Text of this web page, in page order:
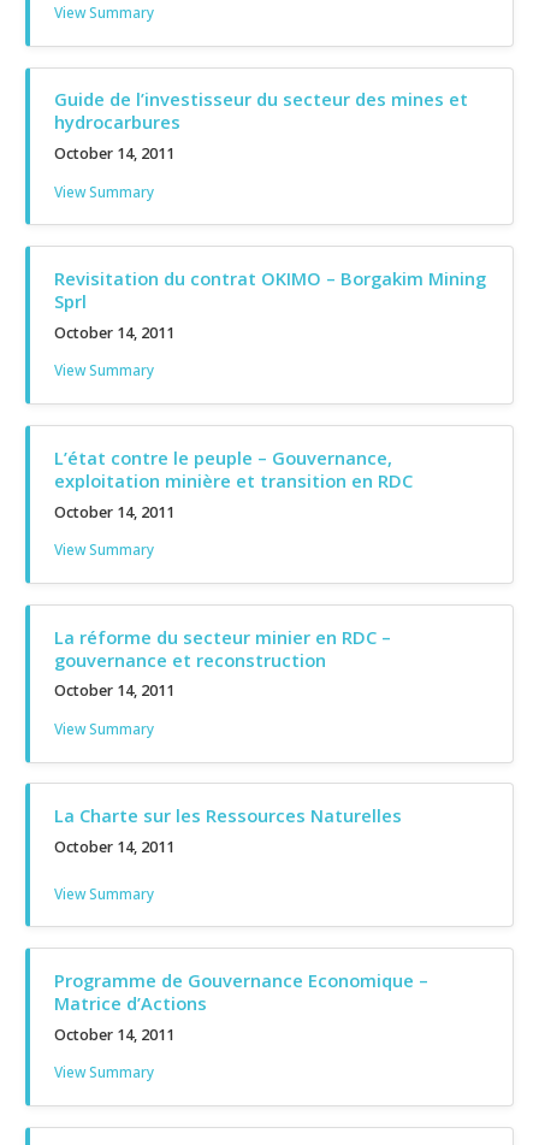
View Summary
Guide de l’investisseur du secteur des mines et
hydrocarbures
October 14, 2011
View Summary
Revisitation du contrat OKIMO – Borgakim Mining
Sprl
October 14, 2011
View Summary
L’état contre le peuple – Gouvernance,
exploitation minière et transition en RDC
October 14, 2011
View Summary
La réforme du secteur minier en RDC –
gouvernance et reconstruction
October 14, 2011
View Summary
La Charte sur les Ressources Naturelles
October 14, 2011
View Summary
Programme de Gouvernance Economique –
Matrice d’Actions
October 14, 2011
View Summary